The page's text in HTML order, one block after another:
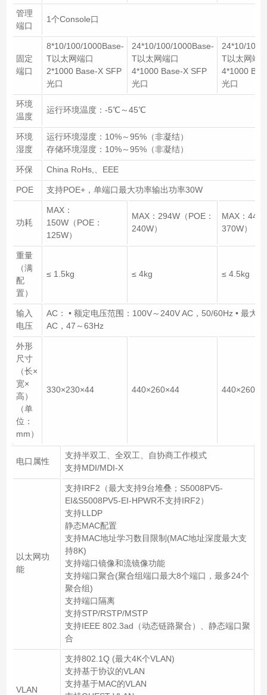
管理
端口
1个Console口
固定
端口
8*10/100/1000Base-
T以太网端口
2*1000 Base-X SFP
光口
24*10/100/1000Base-
T以太网端口
4*1000 Base-X SFP
光口
24*10/100/
T以太网端
4*1000
光口
环境
温度
运行环境温度：-5℃～45℃
环境
湿度
运行环境湿度：10%～95%（非凝结）
存储环境湿度：10%～95%（非凝结）
环保 China RoHs,、EEE
POE 支持POE+，单端口最大功率输出功率30W
功耗
MAX：
150W（POE：
125W）
MAX：294W（POE：
240W）
MAX：
370W）
重量
（满
配
置）
≤ 1.5kg ≤ 4kg ≤ 4.5kg
输入
电压
AC： • 额定电压范围：100V～240V AC，50/60Hz • 最大
AC，47～63Hz
外形
尺寸
（长×
宽×
高）
（单
位：
mm）
330×230×44 440×260×44
电口属性
支持半双工、全双工、自协商工作模式
支持MDI/MDI-X
以太网功
能
支持IRF2（最大支持9台堆叠；S5008PV5-
EI&S5008PV5-EI-HPWR不支持IRF2）
支持LLDP
静态MAC配置
支持MAC地址学习数目限制(MAC地址深度最大支
持8K)
支持端口镜像和流镜像功能
支持端口聚合(聚合组端口最大8个端口，最多24个
聚合组)
支持端口隔离
支持STP/RSTP/MSTP
支持IEEE 802.3ad（动态链路聚合）、静态端口聚
合
VLAN
支持802.1Q (最大4K个VLAN)
支持基于协议的VLAN
支持基于MAC的VLAN